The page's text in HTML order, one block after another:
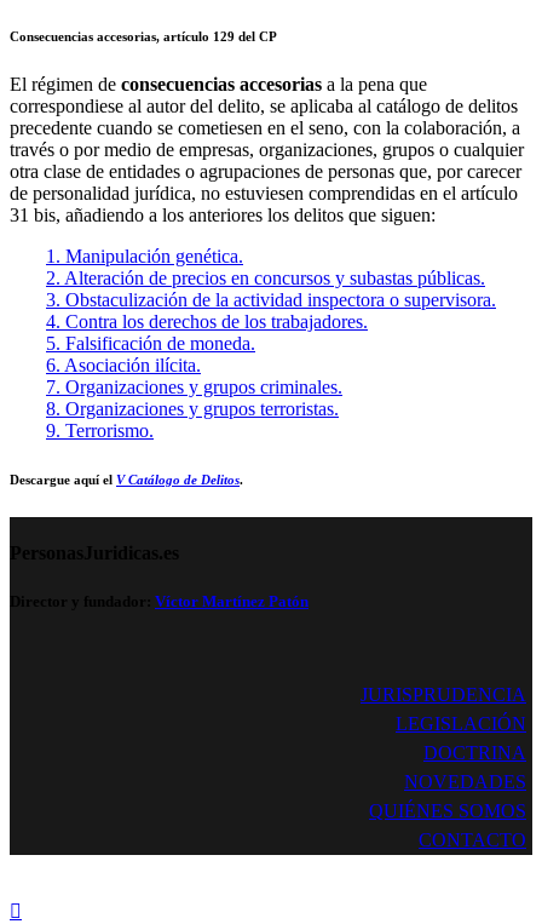
Consecuencias accesorias, artículo 129 del CP
El régimen de consecuencias accesorias a la pena que
correspondiese al autor del delito, se aplicaba al catálogo de delitos
precedente cuando se cometiesen en el seno, con la colaboración, a
través o por medio de empresas, organizaciones, grupos o cualquier
otra clase de entidades o agrupaciones de personas que, por carecer
de personalidad jurídica, no estuviesen comprendidas en el artículo
31 bis, añadiendo a los anteriores los delitos que siguen:
1. Manipulación genética.
2. Alteración de precios en concursos y subastas públicas.
3. Obstaculización de la actividad inspectora o supervisora.
4. Contra los derechos de los trabajadores.
5. Falsificación de moneda.
6. Asociación ilícita.
7. Organizaciones y grupos criminales.
8. Organizaciones y grupos terroristas.
9. Terrorismo.
Descargue aquí el V Catálogo de Delitos.
PersonasJuridicas.es
Director y fundador: Víctor Martínez Patón
JURISPRUDENCIA
LEGISLACIÓN
DOCTRINA
NOVEDADES
QUIÉNES SOMOS
CONTACTO